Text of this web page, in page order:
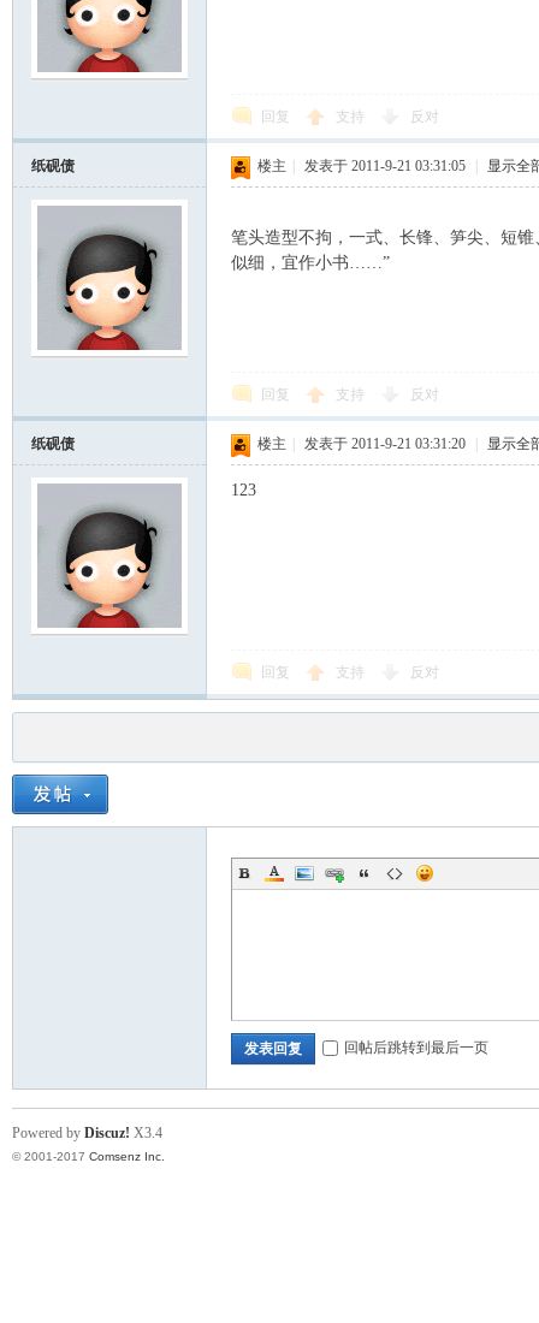
回复 支持 反对
纸砚债 楼主 发表于 2011-9-21 03:31:05 显示全
笔头造型不拘，一式、长锋、笋尖、短
似细，宜作小书……”
回复 支持 反对
纸砚债 楼主 发表于 2011-9-21 03:31:20 显示全
123
回复 支持 反对
发表回复 回帖后跳转到最后一页
Powered by Discuz! X3.4
© 2001-2017 Comsenz Inc.